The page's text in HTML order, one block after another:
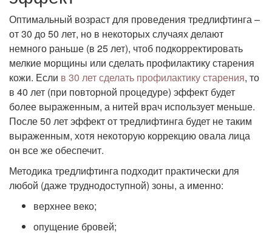
Оптимальный возраст для проведения тредлифтинга –
от 30 до 50 лет, но в некоторых случаях делают
немного раньше (в 25 лет), чтоб подкорректировать
мелкие морщины или сделать профилактику старения
кожи. Если в 30 лет сделать профилактику старения, то
в 40 лет (при повторной процедуре) эффект будет
более выраженным, а нитей врач использует меньше.
После 50 лет эффект от тредлифтинга будет не таким
выраженным, хотя некоторую коррекцию овала лица
он все же обеспечит.
Методика тредлифтинга подходит практически для
любой (даже труднодоступной) зоны, а именно:
верхнее веко;
опущение бровей;